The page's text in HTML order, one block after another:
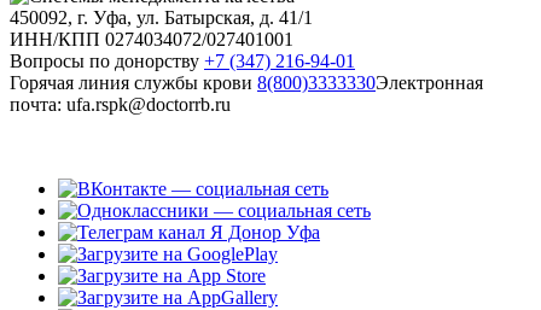
450092, г. Уфа, ул. Батырская, д. 41/1
ИНН/КПП 0274034072/027401001
Вопросы по донорству +7 (347) 216-94-01
Горячая линия службы крови 8(800)3333330Электронная
почта: ufa.rspk@doctorrb.ru